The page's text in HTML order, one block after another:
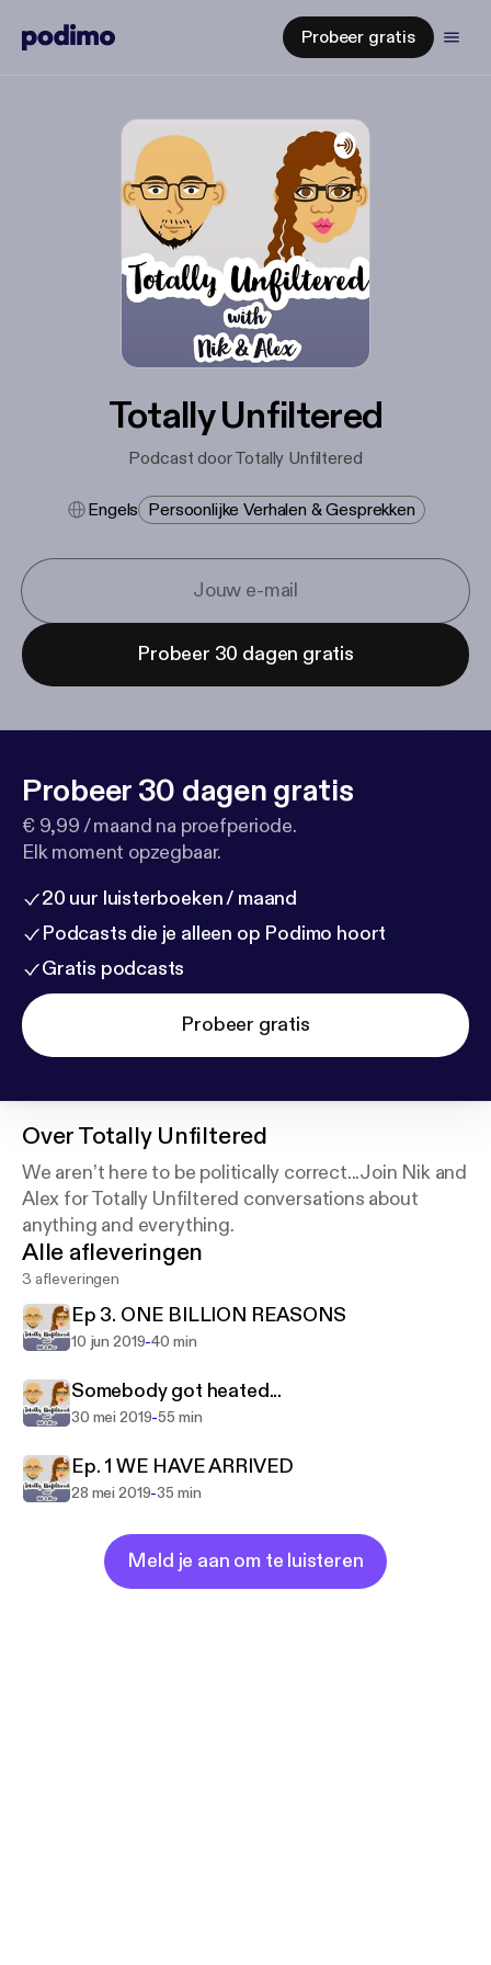
Probeer gratis
Totally Unfiltered
Podcast door Totally Unfiltered
Engels Persoonlijke Verhalen & Gesprekken
Probeer 30 dagen gratis
Probeer 30 dagen gratis
€ 9,99 / maand na proefperiode.
Elk moment opzegbaar.
20 uur luisterboeken / maand
Podcasts die je alleen op Podimo hoort
Gratis podcasts
Probeer gratis
OverTotally Unfiltered
We aren’t here to be politically correct...Join Nik and
Alex for Totally Unfiltered conversations about
anything and everything.
Alle afleveringen
3 afleveringen
Ep 3. ONE BILLION REASONS
10 jun 2019-40 min
Somebody got heated...
30 mei 2019-55 min
Ep. 1 WE HAVE ARRIVED
28 mei 2019-35 min
Meld je aan om te luisteren